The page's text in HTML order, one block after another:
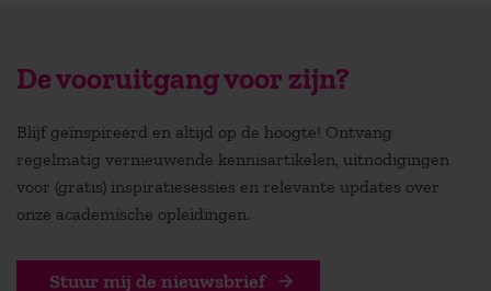
De vooruitgang voor zijn?
Blijf geïnspireerd en altijd op de hoogte! Ontvang
regelmatig vernieuwende kennisartikelen, uitnodigingen
voor (gratis) inspiratiesessies en relevante updates over
onze academische opleidingen.
Stuur mij de nieuwsbrief